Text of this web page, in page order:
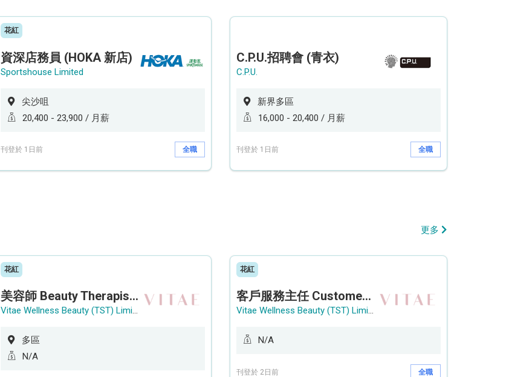
花紅
資深店務員 (HOKA 新店)
Sportshouse Limited
尖沙咀
20,400 - 23,900 / 月薪
刊登於 1日前 全職
C.P.U.招聘會 (青衣)
C.P.U.
新界多區
16,000 - 20,400 / 月薪
刊登於 1日前 全職
更多
花紅
美容師 Beauty Therapist (銅鑼灣 / 尖沙咀)
Vitae Wellness Beauty (TST) Limited
多區
N/A
花紅
客戶服務主任 Customer Service Officer (銅鑼灣)
Vitae Wellness Beauty (TST) Limited
N/A
刊登於 2日前 全職